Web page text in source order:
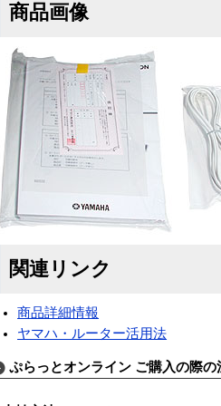
商品画像
関連リンク
商品詳細情報
ヤマハ・ルーター活用法
ぷらっとオンライン ご購入の際の